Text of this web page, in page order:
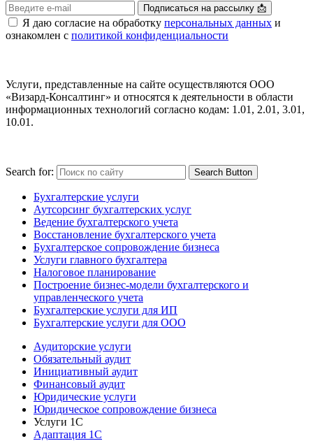
Я даю согласие на обработку персональных данных и
ознакомлен с политикой конфиденциальности
Услуги, представленные на сайте осуществляются ООО
«Визард-Консалтинг» и относятся к деятельности в области
информационных технологий согласно кодам: 1.01, 2.01, 3.01,
10.01.
Search for: Search Button
Бухгалтерские услуги
Аутсорсинг бухгалтерских услуг
Ведение бухгалтерского учета
Восстановление бухгалтерского учета
Бухгалтерское сопровождение бизнеса
Услуги главного бухгалтера
Налоговое планирование
Построение бизнес-модели бухгалтерского и
управленческого учета
Бухгалтерские услуги для ИП
Бухгалтерские услуги для ООО
Аудиторские услуги
Обязательный аудит
Инициативный аудит
Финансовый аудит
Юридические услуги
Юридическое сопровождение бизнеса
Услуги 1С
Адаптация 1С